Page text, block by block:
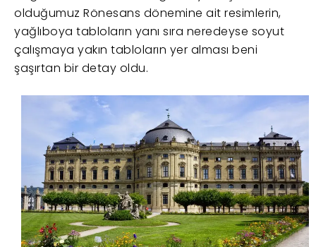
olduğumuz Rönesans dönemine ait resimlerin,
yağlıboya tabloların yanı sıra neredeyse soyut
çalışmaya yakın tabloların yer alması beni
şaşırtan bir detay oldu.